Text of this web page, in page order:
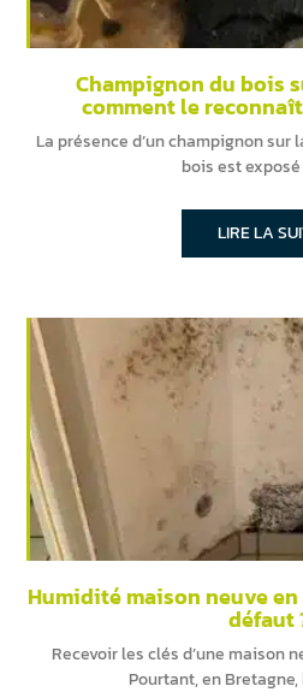
Champignon du bois
comment le
La présence d’un champignon
bois est
LIRE LA
Humidité maison neuve
défaut
Recevoir les clés d’une maison
Pourtant, en